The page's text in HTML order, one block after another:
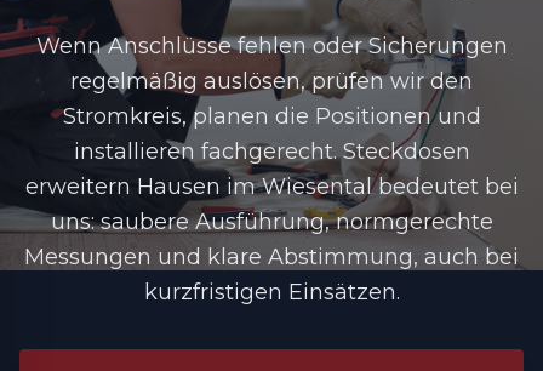
Wenn Anschlüsse fehlen oder Sicherungen
regelmäßig auslösen, prüfen wir den
Stromkreis, planen die Positionen und
installieren fachgerecht.Steckdosen
erweitern Hausen im Wiesentalbedeutet bei
uns: saubere Ausführung, normgerechte
Messungen und klare Abstimmung, auch bei
kurzfristigen Einsätzen.